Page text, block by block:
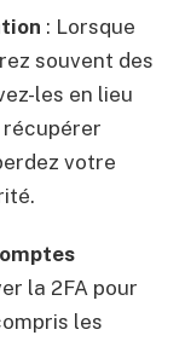
: Lorsque
souvent des
les en lieu
votre
la 2FA pour
les